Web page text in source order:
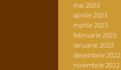
mai 2023
aprilie 2023
martie 2023
februarie 2023
ianuarie 2023
decembrie 2022
noiembrie 2022